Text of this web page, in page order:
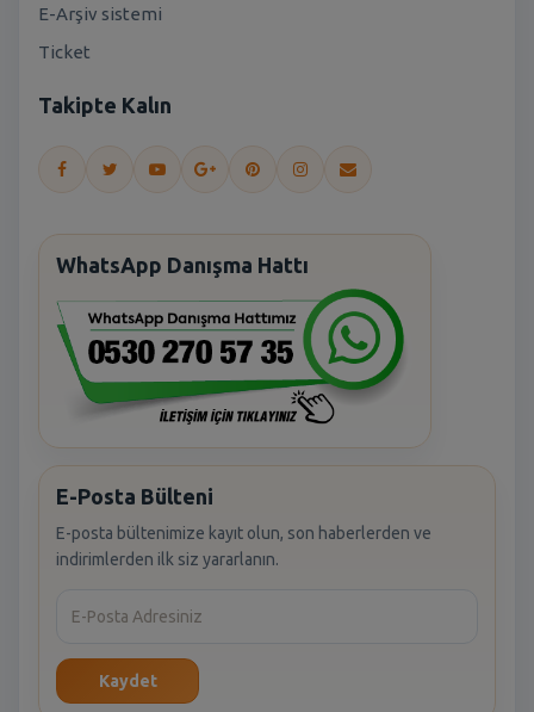
E-Arşiv sistemi
Ticket
Takipte Kalın
WhatsApp Danışma Hattı
E-Posta Bülteni
E-posta bültenimize kayıt olun, son haberlerden ve
indirimlerden ilk siz yararlanın.
Kaydet